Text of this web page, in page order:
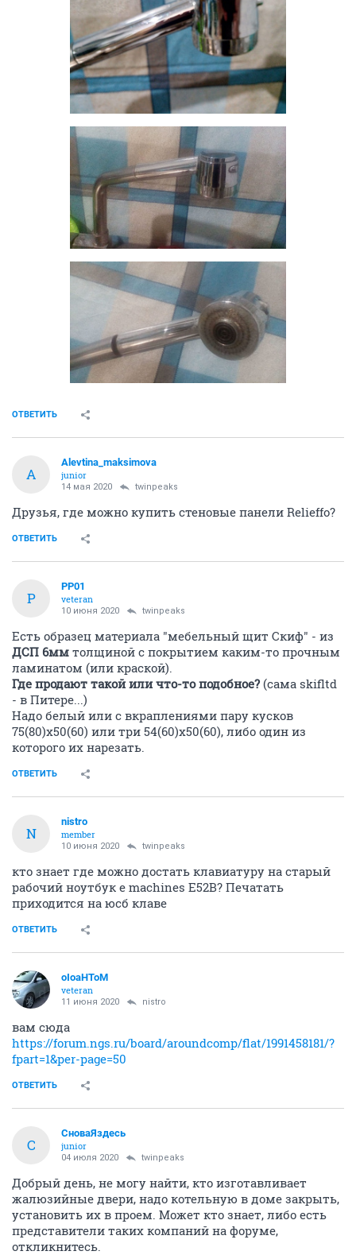
ОТВЕТИТЬ
A
Alevtina_maksimova
junior
14 мая 2020 twinpeaks
Друзья, где можно купить стеновые панели Relieffo?
ОТВЕТИТЬ
P
PP01
veteran
10 июня 2020 twinpeaks
Есть образец материала "мебельный щит Скиф" - из
ДСП 6мм толщиной с покрытием каким-то прочным
ламинатом (или краской).
Где продают такой или что-то подобное? (сама skifltd
- в Питере...)
Надо белый или с вкраплениями пару кусков
75(80)х50(60) или три 54(60)х50(60), либо один из
которого их нарезать.
ОТВЕТИТЬ
N
nistro
member
10 июня 2020 twinpeaks
кто знает где можно достать клавиатуру на старый
рабочий ноутбук e machines E52B? Печатать
приходится на юсб клаве
ОТВЕТИТЬ
oIoaHToM
veteran
11 июня 2020 nistro
вам сюда
https://forum.ngs.ru/board/aroundcomp/flat/1991458181/?
fpart=1&per-page=50
ОТВЕТИТЬ
С
СноваЯздесь
junior
04 июля 2020 twinpeaks
Добрый день, не могу найти, кто изготавливает
жалюзийные двери, надо котельную в доме закрыть,
установить их в проем. Может кто знает, либо есть
представители таких компаний на форуме,
откликнитесь.